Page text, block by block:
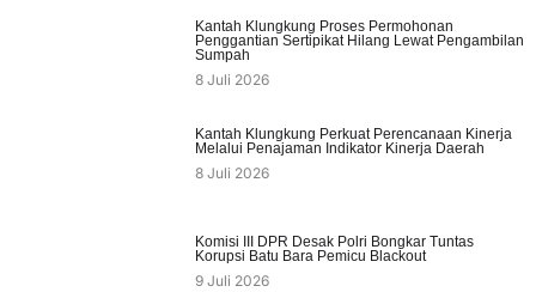
Kantah Klungkung Proses Permohonan
Penggantian Sertipikat Hilang Lewat Pengambilan
Sumpah
8 Juli 2026
Kantah Klungkung Perkuat Perencanaan Kinerja
Melalui Penajaman Indikator Kinerja Daerah
8 Juli 2026
Komisi III DPR Desak Polri Bongkar Tuntas
Korupsi Batu Bara Pemicu Blackout
9 Juli 2026